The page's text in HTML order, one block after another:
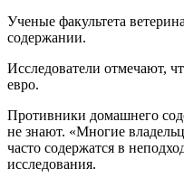
Ученые факультета
содержании.
Исследователи отмечают,
евро.
Противники домашнего
не знают. «Многие
часто содержатся в
исследования.